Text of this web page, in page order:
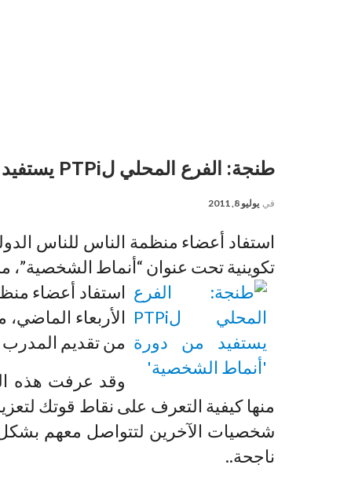
طنجة: الفرع المحلي لPTPi يستفيد من دورة ‘أنماط الشخصية’
في يوليو 8, 2011
استفاد أعضاء منظمة الناس للناس
تكوينية تحت عنوان “أنماط
الأربعاء
من تقديم
منها كيفية التعرف على نقاط قوتك
شخصيات الآخرين لتتواصل معهم
ناجحة..